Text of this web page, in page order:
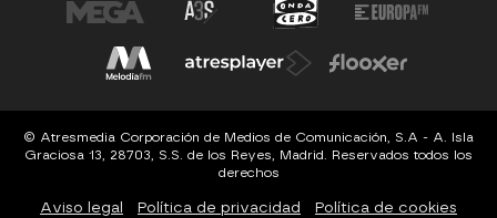
© Atresmedia Corporación de Medios de Comunicación, S.A - A. Isla
Graciosa 13, 28703, S.S. de los Reyes, Madrid. Reservados todos los
derechos
Aviso legal Política de privacidad Política de cookies